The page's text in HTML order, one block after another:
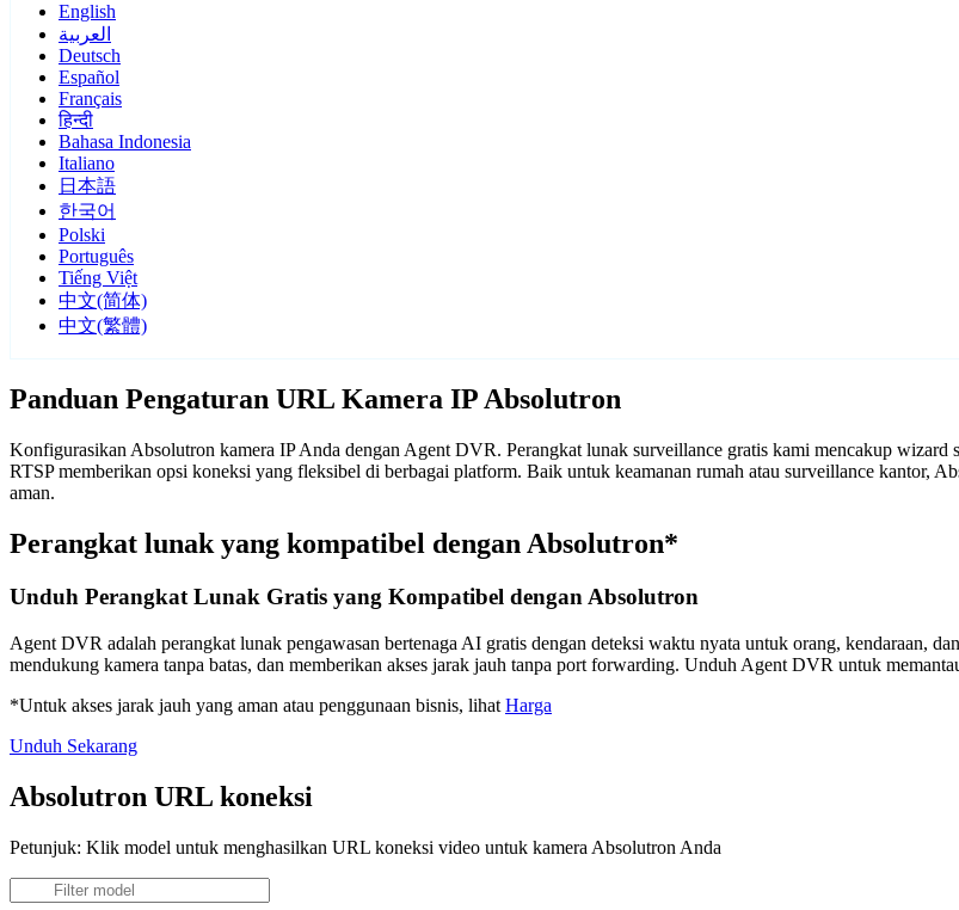
English
العربية
Deutsch
Español
Français
हिन्दी
Bahasa Indonesia
Italiano
日本語
한국어
Polski
Português
Tiếng Việt
中文(简体)
中文(繁體)
Panduan Pengaturan URL Kamera IP Absolutron
Konfigurasikan Absolutron kamera IP Anda dengan Agent DVR. Perangkat lunak surveillance gratis kami mencakup
RTSP memberikan opsi koneksi yang fleksibel di berbagai platform. Baik untuk keamanan rumah atau surveillance kantor,
aman.
Perangkat lunak yang kompatibel dengan Absolutron*
Unduh Perangkat Lunak Gratis yang Kompatibel dengan Absolutron
Agent DVR adalah perangkat lunak pengawasan bertenaga AI gratis dengan deteksi waktu nyata untuk orang, kendaraan,
mendukung kamera tanpa batas, dan memberikan akses jarak jauh tanpa port forwarding. Unduh Agent DVR untuk
*Untuk akses jarak jauh yang aman atau penggunaan bisnis, lihat Harga
Unduh Sekarang
Absolutron URL koneksi
Petunjuk: Klik model untuk menghasilkan URL koneksi video untuk kamera Absolutron Anda